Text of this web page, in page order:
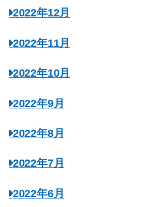
2022年12月
2022年11月
2022年10月
2022年9月
2022年8月
2022年7月
2022年6月